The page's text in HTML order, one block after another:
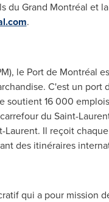
du Grand Montréal et
.
le Port de Montréal
C'est un
soutient 16 000
du Saint-
Laurent. Il reçoit
des itinéraires
qui a pour mission